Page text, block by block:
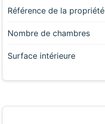
Référence de la propriété
Nombre de chambres
Surface intérieure